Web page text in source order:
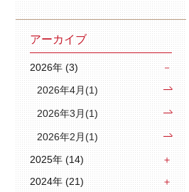
アーカイブ
2026年 (3)
2026年4月(1)
2026年3月(1)
2026年2月(1)
2025年 (14)
2024年 (21)